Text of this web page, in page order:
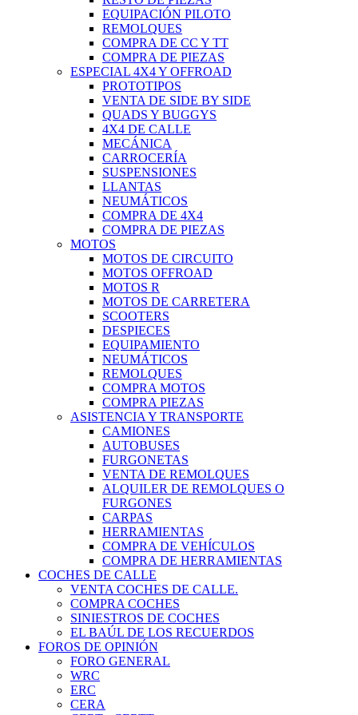
EQUIPACIÓN PILOTO
REMOLQUES
COMPRA DE CC Y TT
COMPRA DE PIEZAS
ESPECIAL 4X4 Y OFFROAD
PROTOTIPOS
VENTA DE SIDE BY SIDE
QUADS Y BUGGYS
4X4 DE CALLE
MECÁNICA
CARROCERÍA
SUSPENSIONES
LLANTAS
NEUMÁTICOS
COMPRA DE 4X4
COMPRA DE PIEZAS
MOTOS
MOTOS DE CIRCUITO
MOTOS OFFROAD
MOTOS R
MOTOS DE CARRETERA
SCOOTERS
DESPIECES
EQUIPAMIENTO
NEUMÁTICOS
REMOLQUES
COMPRA MOTOS
COMPRA PIEZAS
ASISTENCIA Y TRANSPORTE
CAMIONES
AUTOBUSES
FURGONETAS
VENTA DE REMOLQUES
ALQUILER DE REMOLQUES O
FURGONES
CARPAS
HERRAMIENTAS
COMPRA DE VEHÍCULOS
COMPRA DE HERRAMIENTAS
COCHES DE CALLE
VENTA COCHES DE CALLE.
COMPRA COCHES
SINIESTROS DE COCHES
EL BAÚL DE LOS RECUERDOS
FOROS DE OPINIÓN
FORO GENERAL
WRC
ERC
CERA